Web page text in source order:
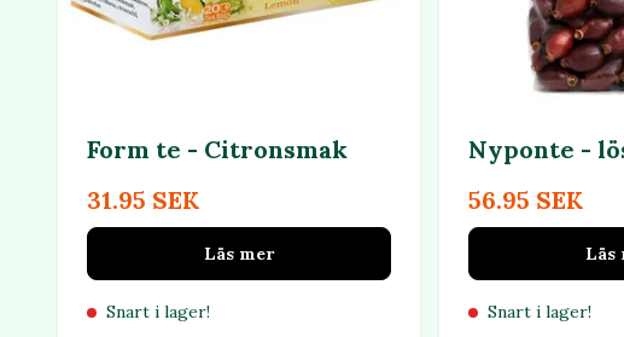
Form te - Citronsmak
31.95 SEK
Läs mer
Snart i lager!
Nyponte -
56.95 SEK
Läs
Snart i lager!